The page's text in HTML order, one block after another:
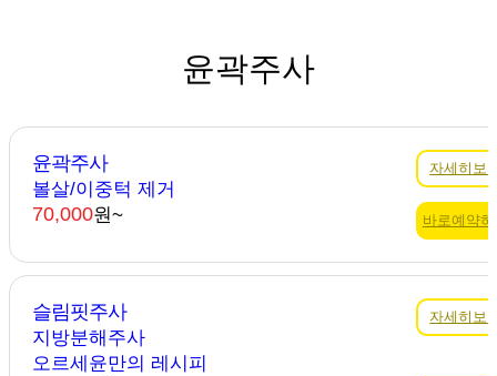
윤곽주사
윤곽주사
볼살/이중턱 제거
자세히보
70,000원~ 바로예약
슬림핏주사
지방분해주사
오르세윤만의 레시피
자세히보